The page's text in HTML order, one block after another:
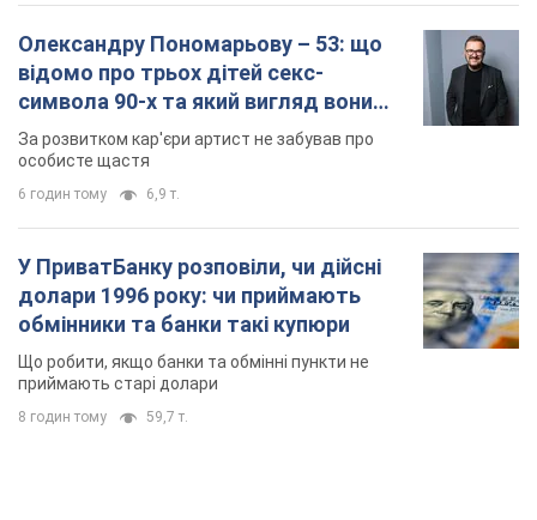
Олександру Пономарьову – 53: що
відомо про трьох дітей секс-
символа 90-х та який вигляд вони
мають
За розвитком кар'єри артист не забував про
особисте щастя
6 годин тому 6,9 т.
У ПриватБанку розповіли, чи дійсні
долари 1996 року: чи приймають
обмінники та банки такі купюри
Що робити, якщо банки та обмінні пункти не
приймають старі долари
8 годин тому 59,7 т.